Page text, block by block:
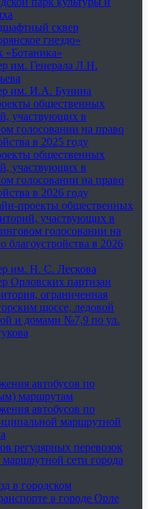
сквер
гнездо»
«Ботаника»
им. Генерала Л.Н.
им. И.А. Бунина
общественных
участвующих в
голосовании на право
в 2025 году
общественных
участвующих в
голосовании на право
в 2026 году
проекты общественных
участвующих в
голосовании на
благоустройства в 2026
им. Н. С. Лескова
Орловских партизан
ограниченная
шоссе, ледовой
и домами №7,9 по ул.
автобусов по
маршрутам
автобусов по
маршрутной
регулярных перевозок
сети города
в городском
в городе Орле